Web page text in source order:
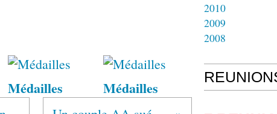
Médailles Médailles
2010
2009
2008